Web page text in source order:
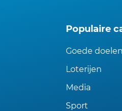
Populaire
Goede
Loterijen
Media
Sport